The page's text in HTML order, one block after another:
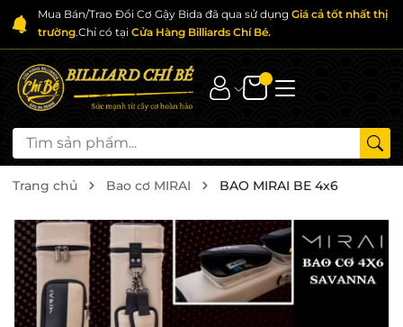
Mua Bán/Trao Đổi Cơ Gậy Bida đã qua sử dụng Giá cả tốt nhất thị
trường.Chỉ có tại Cửa Hàng Billiards Chí Bé.
Trang chủ Bao cơ MIRAI BAO MIRAI BE 4x6